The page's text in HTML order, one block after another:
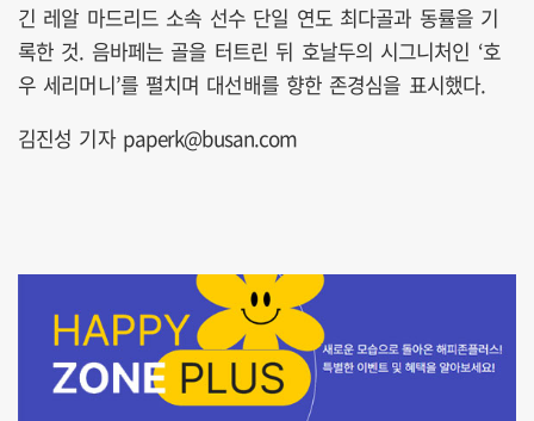
긴 레알 마드리드 소속 선수 단일 연도 최다골과 동률을 기
록한 것. 음바페는 골을 터트린 뒤 호날두의 시그니처인 ‘호
우 세리머니’를 펼치며 대선배를 향한 존경심을 표시했다.
김진성 기자 paperk@busan.com